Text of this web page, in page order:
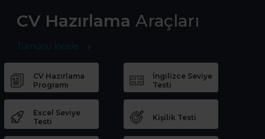
CV Hazırlama Araçları
Tümünü İncele
CV Hazırlama
Programı
İngilizce Seviye
Testi
Excel Seviye
Testi
Kişilik Testi